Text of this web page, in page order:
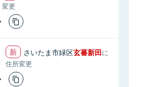
変更
さいたま市緑区玄蕃新田に
住所変更